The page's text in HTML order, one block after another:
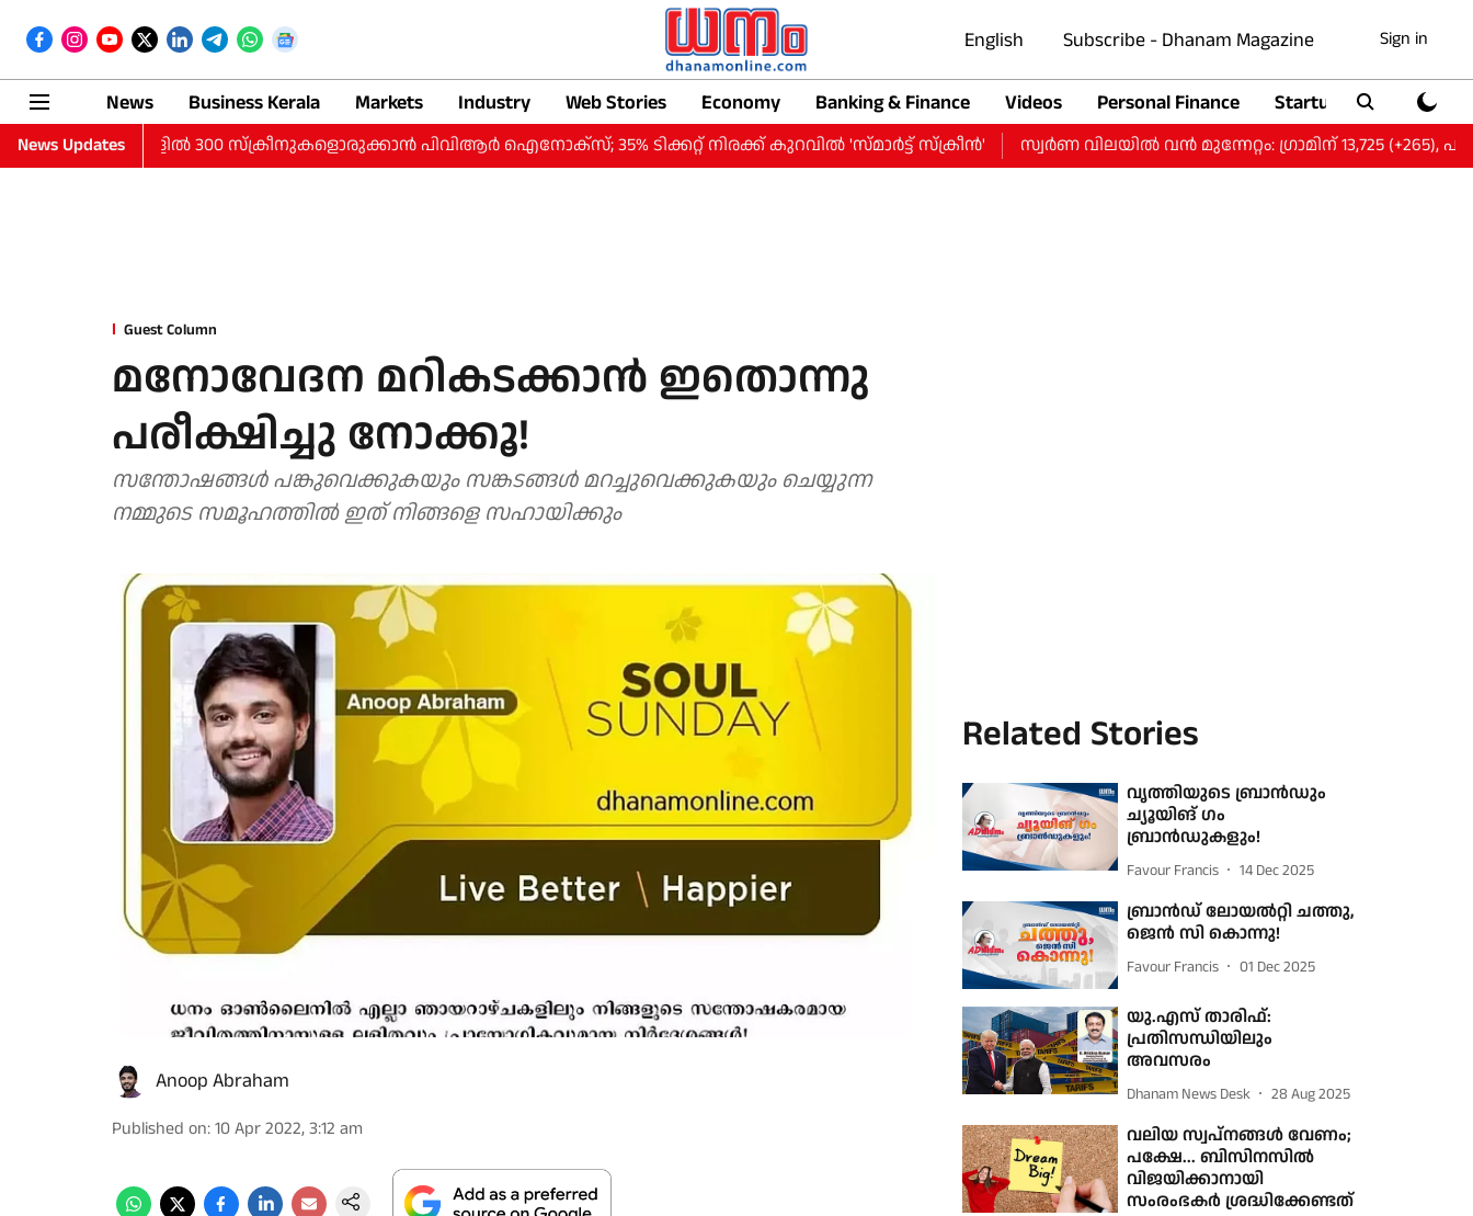
English Subscribe - Dhanam Magazine Sign in
News Business Kerala Markets Industry Web Stories Economy Banking & Finance Videos Personal Finance Startup
News Updates 300 സ്‌ക്രീനുകളൊരുക്കാന്‍ പിവിആര്‍ ഐനോക്‌സ്; 35% ടിക്കറ്റ് നിരക്ക് കുറവില്‍ 'സ്മാര്‍ട്ട് സ്‌ക്രീന്‍' സ്വർണ വിലയിൽ വന്‍ മുന്നേറ്റം: ഗ്രാമിന് 13,725 (+265), പവന്
Guest Column
മനോവേദന മറികടക്കാന്‍ ഇതൊന്നു
പരീക്ഷിച്ചു നോക്കൂ!
സന്തോഷങ്ങള്‍ പങ്കുവെക്കുകയും സങ്കടങ്ങള്‍ മറച്ചുവെക്കുകയും ചെയ്യുന്ന
നമ്മുടെ സമൂഹത്തില്‍ ഇത് നിങ്ങളെ സഹായിക്കും
Anoop Abraham
Published on:10 Apr 2022, 3:12 am
Related Stories
വൃത്തിയുടെ ബ്രാന്‍ഡും
ച്യൂയിങ് ഗം
ബ്രാന്‍ഡുകളും!
Favour Francis 14 Dec 2025
ബ്രാന്‍ഡ് ലോയല്‍റ്റി ചത്തു,
ജെന്‍ സി കൊന്നു!
Favour Francis 01 Dec 2025
യു.എസ് താരിഫ്:
പ്രതിസന്ധിയിലും
അവസരം
Dhanam News Desk 28 Aug 2025
വലിയ സ്വപ്നങ്ങള്‍ വേണം;
പക്ഷേ... ബിസിനസില്‍
വിജയിക്കാനായി
സംരംഭകര്‍ ശ്രദ്ധിക്കേണ്ടത്